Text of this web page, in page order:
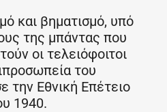
και βηματισμό, υπό
της μπάντας που
οι τελειόφοιτοι
του
την Εθνική Επέτειο
1940.